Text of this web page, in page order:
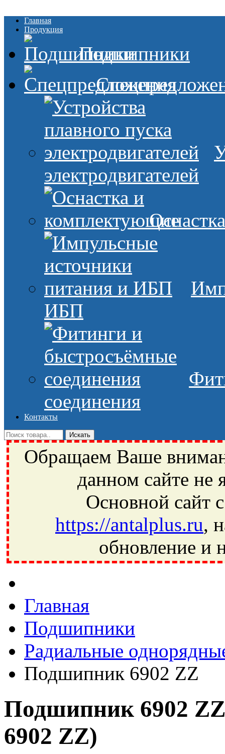
Главная
Продукция
Подшипники
электродвигателей
ИБП
соединения
Контакты
Обращаем Ваше
данном сайте не
Основной сайт
https://antalplus.ru,
обновление и
Ивантеевка, подшипники, пневматика, метизы, техника,
Главная
Подшипники
Радиальные
Подшипник 6902 ZZ
Подшипник 6902
6902 ZZ)